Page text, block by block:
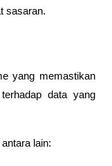
sasaran.
yang memastikan
data yang
lain: